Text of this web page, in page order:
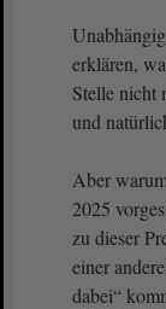
erklären,
Stelle nicht
und
Aber
2025
zu dieser
einer
dabei“